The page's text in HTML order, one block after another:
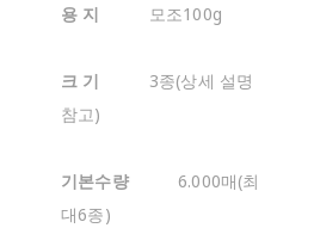
용 지 모조100g
크 기
3종(상세 설명
참고)
기본수량
6.000매(최
대6종)